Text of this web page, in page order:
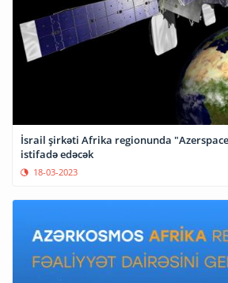
İsrail şirkəti Afrika regionunda
istifadə edəcək
18-03-2023